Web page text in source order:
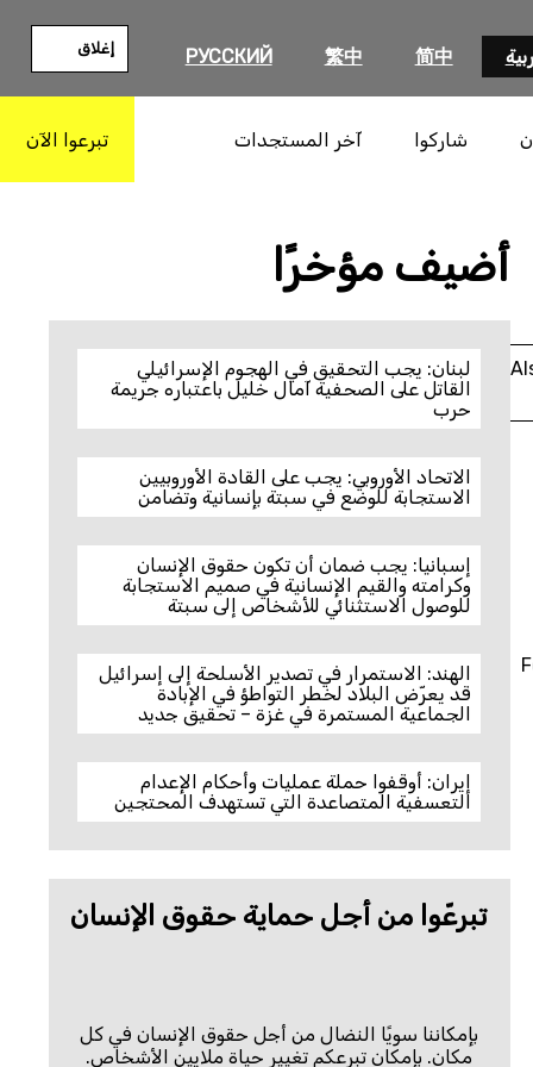
简中
繁中
РУССКИЙ إغلاق
شاركوا آخر المستجدات تبرعوا الآن
أضيف مؤخرًا
لبنان: يجب التحقيق في الهجوم الإسرائيلي
القاتل على الصحفية آمال خليل باعتباره جريمة
حرب
الاتحاد الأوروبي: يجب على القادة الأوروبيين
الاستجابة للوضع في سبتة بإنسانية وتضامن
إسبانيا: يجب ضمان أن تكون حقوق الإنسان
وكرامته والقيم الإنسانية في صميم الاستجابة
للوصول الاستثنائي للأشخاص إلى سبتة
الهند: الاستمرار في تصدير الأسلحة إلى إسرائيل
قد يعرّض البلاد لخطر التواطؤ في الإبادة
الجماعية المستمرة في غزة – تحقيق جديد
إيران: أوقفوا حملة عمليات وأحكام الإعدام
التعسفية المتصاعدة التي تستهدف المحتجين
تبرعّوا من أجل حماية حقوق الإنسان
بإمكاننا سويًا النضال من أجل حقوق الإنسان في كل
مكان. بإمكان تبرعكم تغيير حياة ملايين الأشخاص.